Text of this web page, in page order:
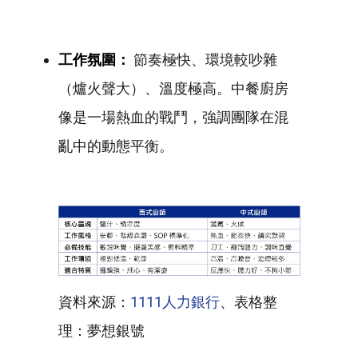
工作氛圍： 節奏極快、環境較吵雜
（爐火聲大）、溫度極高。中餐廚房
像是一場熱血的戰鬥，強調團隊在混
亂中的動態平衡。
資料來源： 1111人力銀行、表格整
理：夢想銀號